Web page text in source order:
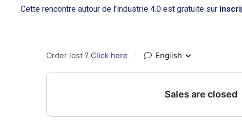
Cette rencontre autour de l’industrie 4.0 est gratuite sur